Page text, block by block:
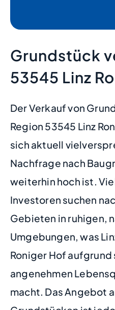
Grundstück
53545 Linz
Der Verkauf von
Region 53545 Linz
sich aktuell
Nachfrage nach
weiterhin hoch ist.
Investoren suchen
Gebieten in ruhigen,
Umgebungen, was
Roniger Hof aufgrund
angenehmen
macht. Das Angebot